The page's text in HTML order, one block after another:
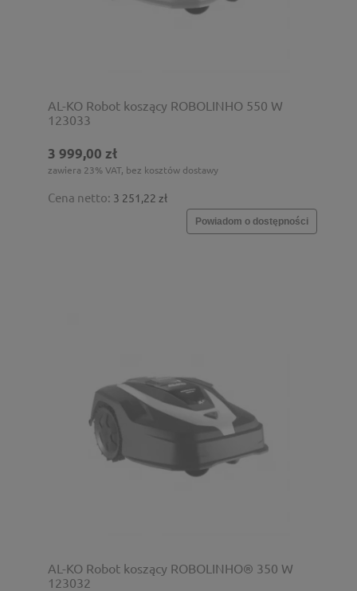
AL-KO Robot koszący ROBOLINHO 550 W
123033
3 999,00 zł
zawiera 23% VAT, bez kosztów dostawy
Cena netto: 3 251,22 zł
Powiadom o dostępności
AL-KO Robot koszący ROBOLINHO® 350 W
123032